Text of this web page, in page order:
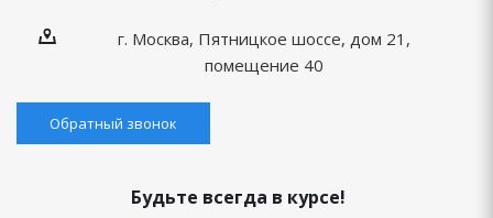
г. Москва, Пятницкое шоссе, дом 21,
помещение 40
Обратный звонок
Будьте всегда в курсе!